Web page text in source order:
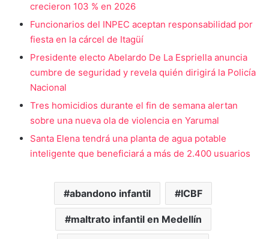
crecieron 103 % en 2026
Funcionarios del INPEC aceptan responsabilidad por
fiesta en la cárcel de Itagüí
Presidente electo Abelardo De La Espriella anuncia
cumbre de seguridad y revela quién dirigirá la Policía
Nacional
Tres homicidios durante el fin de semana alertan
sobre una nueva ola de violencia en Yarumal
Santa Elena tendrá una planta de agua potable
inteligente que beneficiará a más de 2.400 usuarios
abandono infantil ICBF
maltrato infantil en Medellín